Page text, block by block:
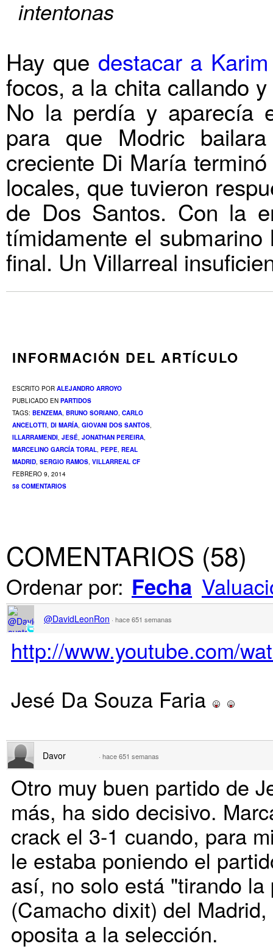
intentonas
Hay que destacar a
focos, a la chita callando
No la perdía y aparecía
para que Modric
creciente Di María
locales, que tuvieron
de Dos Santos. Con la
tímidamente el
final. Un Villarreal
INFORMACIÓN DEL ARTÍCULO
ESCRITO POR ALEJANDRO ARROYO
PUBLICADO EN PARTIDOS
TAGS: BENZEMA, BRUNO SORIANO, CARLO
ANCELOTTI, DI MARÍA, GIOVANI DOS SANTOS,
ILLARRAMENDI, JESÉ, JONATHAN PEREIRA,
MARCELINO GARCÍA TORAL, PEPE, REAL
MADRID, SERGIO RAMOS, VILLARREAL CF
FEBRERO 9, 2014
58 COMENTARIOS
COMENTARIOS (58)
Ordenar por: Fecha
@DavidLeonRon · hace 651 semanas
http://www.youtube.com/
Jesé Da Souza Faria
Davor · hace 651 semanas
Otro muy buen partido de
más, ha sido decisivo.
crack el 3-1 cuando, para
le estaba poniendo el
así, no solo está "tirando la
(Camacho dixit) del
oposita a la selección.